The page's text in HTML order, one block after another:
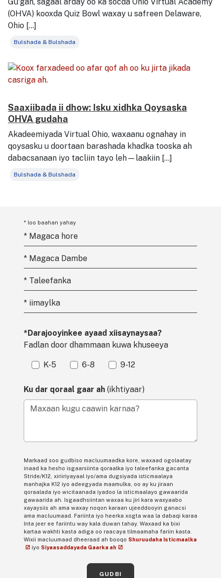
(OHVA) kooxda Quiz Bowl waxay u safreen Delaware,
Ohio [...]
Bulshada & Bulshada
Saaxiibada ii dhow: Isku xidhka Qoysaska
OHVA gudaha
Akadeemiyada Virtual Ohio, waxaanu ognahay in
qoysasku u doortaan barashada khadka tooska ah
dabacsanaan iyo tacliin tayo leh—laakiin […]
Bulshada & Bulshada
* loo baahan yahay
* Magaca hore
* Magaca Dambe
* Taleefanka
* iimaylka
*Darajooyinkee ayaad xiisaynaysaa?
Fadlan door dhammaan kuwa khuseeya
K-5 6-8 9-12
Ku dar qoraal gaar ah (ikhtiyaar)
Maxaan kugu caawin karnaa?
Markaad soo gudbiso macluumaadka kore, waxaad ogolaatay
inaad ka hesho isgaarsiinta qoraalka iyo taleefanka gacanta
Stride/K12, xiriiriyayaal iyo/ama dugsiyada isticmaalaya
manhajka K12 iyo adeegyada maamulka, oo ay ku jiraan
qoraalada iyo wicitaanada iyadoo la isticmaalayo gawaarida
gawaarida ah. Isgaadhsiintan waxaa ku jiri kara waxyaabo
xayaysiis ah ama waxay noqon karaan ujeeddooyin ganacsi
ama macluumaad. Fariinta iyo heerka xogta waa la dabaqi karaa
Inta jeer ee fariintu way kala duwan tahay. Waxaad ka bixi
kartaa wakhti kasta adiga oo raacaya tilmaamaha fariin kasta.
Wixii macluumaad dheeraad ah booqo Shuruudaha Isticmaalka
iyo Siyaasaddayada Gaarka ah
GUDBI